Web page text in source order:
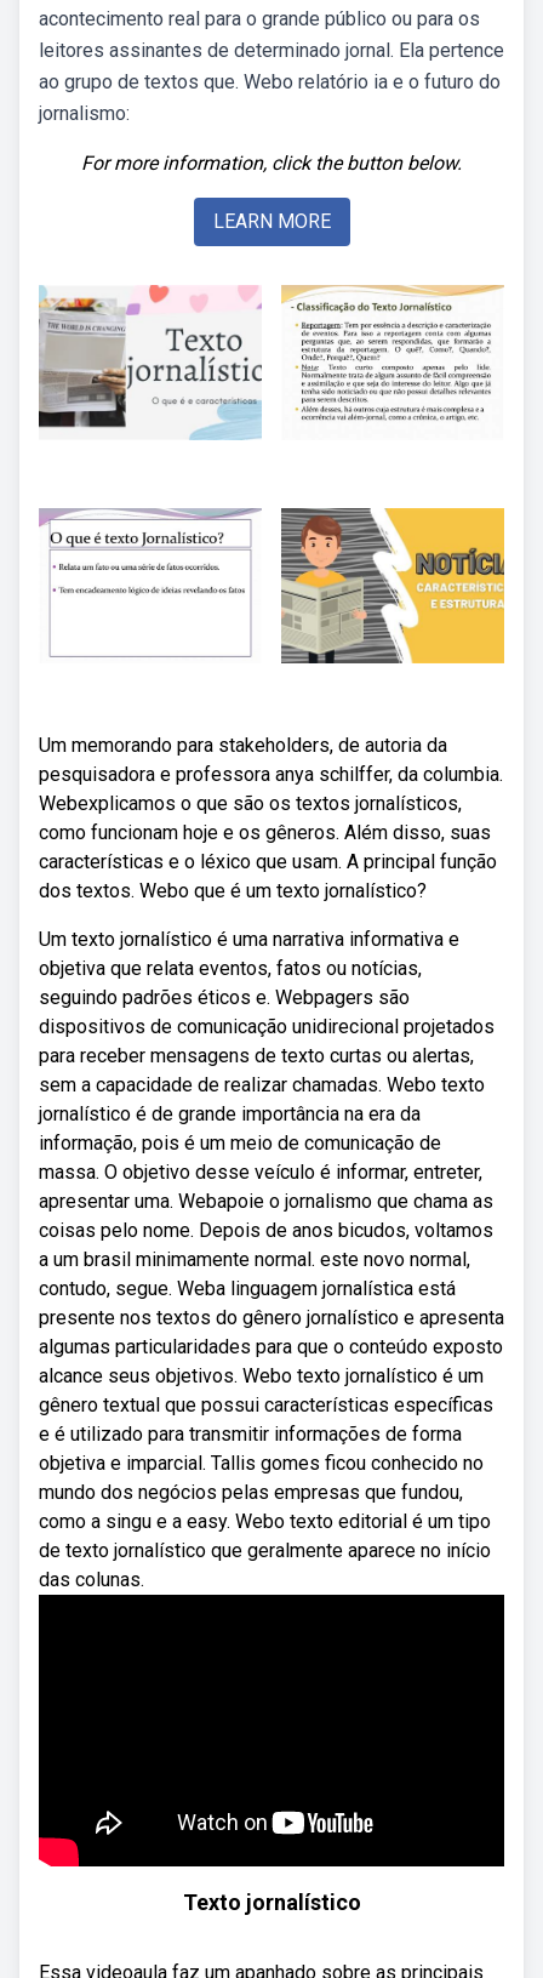
acontecimento real para o grande público ou para os
leitores assinantes de determinado jornal. Ela pertence
ao grupo de textos que. Webo relatório ia e o futuro do
jornalismo:
For more information, click the button below.
LEARN MORE
Um memorando para stakeholders, de autoria da
pesquisadora e professora anya schilffer, da columbia.
Webexplicamos o que são os textos jornalísticos,
como funcionam hoje e os gêneros. Além disso, suas
características e o léxico que usam. A principal função
dos textos. Webo que é um texto jornalístico?
Um texto jornalístico é uma narrativa informativa e
objetiva que relata eventos, fatos ou notícias,
seguindo padrões éticos e. Webpagers são
dispositivos de comunicação unidirecional projetados
para receber mensagens de texto curtas ou alertas,
sem a capacidade de realizar chamadas. Webo texto
jornalístico é de grande importância na era da
informação, pois é um meio de comunicação de
massa. O objetivo desse veículo é informar, entreter,
apresentar uma. Webapoie o jornalismo que chama as
coisas pelo nome. Depois de anos bicudos, voltamos
a um brasil minimamente normal. este novo normal,
contudo, segue. Weba linguagem jornalística está
presente nos textos do gênero jornalístico e apresenta
algumas particularidades para que o conteúdo exposto
alcance seus objetivos. Webo texto jornalístico é um
gênero textual que possui características específicas
e é utilizado para transmitir informações de forma
objetiva e imparcial. Tallis gomes ficou conhecido no
mundo dos negócios pelas empresas que fundou,
como a singu e a easy. Webo texto editorial é um tipo
de texto jornalístico que geralmente aparece no início
das colunas.
Texto jornalístico
Essa videoaula faz um apanhado sobre as principais